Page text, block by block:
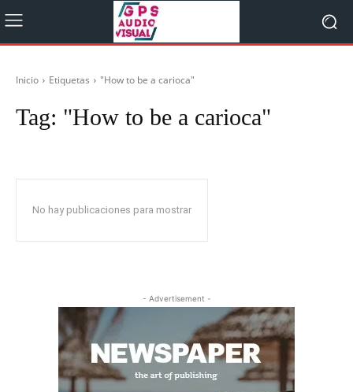
Inicio Etiquetas "How to be a carioca"
Tag: "How to be a carioca"
No hay publicaciones para mostrar
- Advertisement -